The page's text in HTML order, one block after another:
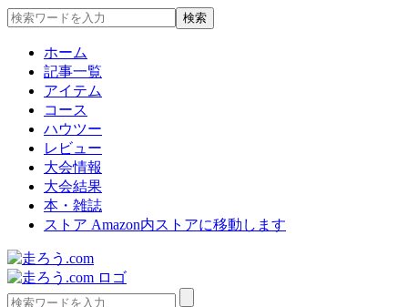
ホーム
記事一覧
アイテム
コース
ハウツー
レビュー
大会情報
大会結果
本・雑誌
ストア Amazon内ストアに移動します